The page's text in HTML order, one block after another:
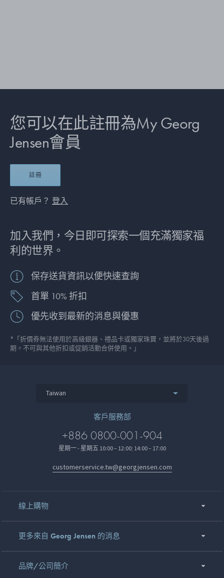
您可以在此註冊為My Georg
Jensen會員
註冊
已有帳戶？ 登入
加入我們，今日即可探索一個充滿獨家福
利的世界。
保存送貨資訊以便快速查詢
首單 10% 折扣
優先收到最新的消息與優惠
*「折價券無法使用於高級銀器、禮品卡或獨家珠寶，並將於30天後過
期。不可與其他折扣或促銷活動合併使用。」
Taiwan
客戶服務部
+886 0800-001-904
星期一 - 星期五 10:00 – 12:00; 14:00 – 17:00
customerservice.tw@georgjensen.com
線上購物
更多來自 Georg Jensen 的消息
品牌/公司簡介